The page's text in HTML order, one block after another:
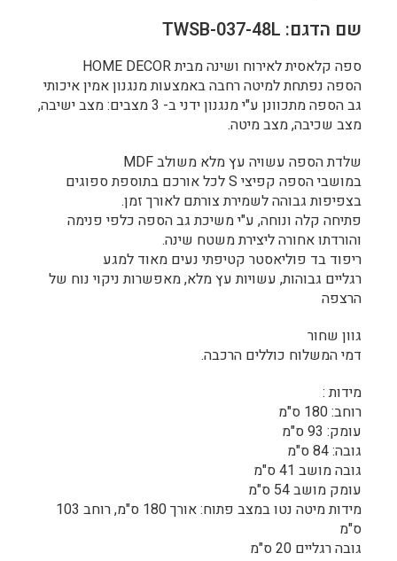
שם הדגם: TWSB-037-48L
ספה קלאסית לאירוח ושינה מבית HOME DECOR
הספה נפתחת למיטה רחבה באמצעות מנגנון אמין איכותי
גב הספה מתכוונן ע"י מנגנון ידני ב- 3 מצבים: מצב ישיבה,
מצב שכיבה, מצב מיטה.
שלדת הספה עשויה עץ מלא משולב MDF
במושבי הספה קפיצי S לכל אורכם בתוספת ספוגים
בצפיפות גבוהה לשמירת צורתם לאורך זמן.
פתיחה קלה ונוחה, ע"י משיכת גב הספה כלפי פנימה
והורדתו אחורה ליצירת משטח שינה.
ריפוד בד פוליאסטר קטיפתי נעים מאוד למגע
רגליים גבוהות, עשויות עץ מלא, מאפשרות ניקוי נוח של
הרצפה
גוון שחור
דמי המשלוח כוללים הרכבה.
מידות :
רוחב: 180 ס"מ
עומק: 93 ס"מ
גובה: 84 ס"מ
גובה מושב 41 ס"מ
עומק מושב 54 ס"מ
מידות מיטה נטו במצב פתוח: אורך 180 ס"מ, רוחב 103
ס"מ
גובה רגליים 20 ס"מ